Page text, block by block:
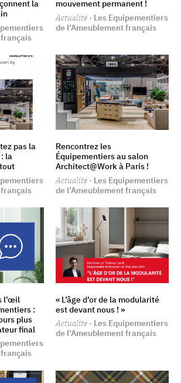
la
français
mouvement permanent !
Actualité · Les Equipementiers
de l’Ameublement français
pas la
la
français
Rencontrez les
Équipementiers au salon
Architect@Work à Paris !
Actualité · Les Equipementiers
de l’Ameublement français
l’œil
:
plus
final
français
« L’âge d’or de la modularité
est devant nous ! »
Actualité · Les Equipementiers
de l’Ameublement français